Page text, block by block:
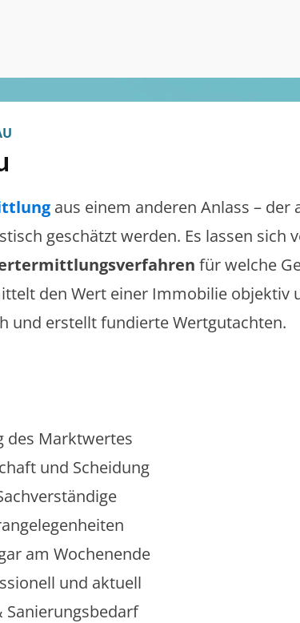
aus einem anderen Anlass – der
geschätzt werden. Es lassen sich
für welche
den Wert einer Immobilie objektiv
und erstellt fundierte Wertgutachten.
des Marktwertes
und Scheidung
am Wochenende
und aktuell
Sanierungsbedarf